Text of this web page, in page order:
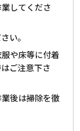
してくださ
い。
や床等に付着
ご注意下さ
後は掃除を徹